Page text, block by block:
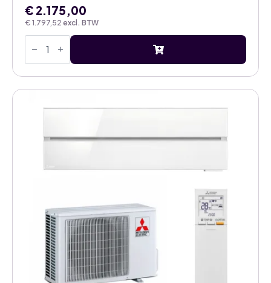
€ 1.797,52 excl. BTW
€ 2.175,00
Mitsubishi
Electric
natural
white
5,0kW
single
aantal